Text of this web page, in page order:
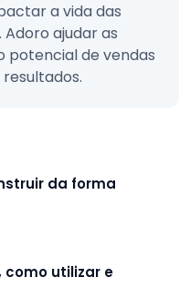
a vida das
ajudar as
potencial de vendas
da forma
como utilizar e